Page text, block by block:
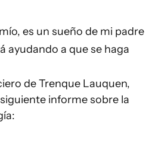
es un sueño de mi padre
ayudando a que se haga
de Trenque Lauquen,
informe sobre la